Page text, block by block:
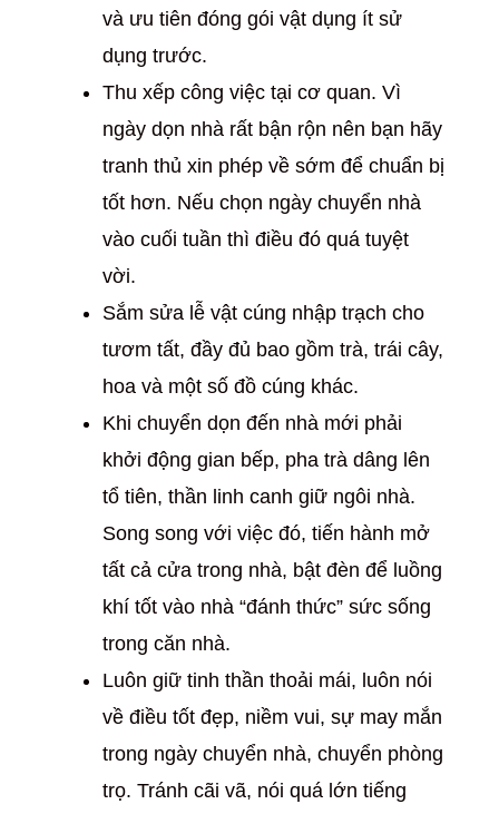
và ưu tiên đóng gói vật dụng ít sử
dụng trước.
Thu xếp công việc tại cơ quan. Vì
ngày dọn nhà rất bận rộn nên bạn hãy
tranh thủ xin phép về sớm để chuẩn bị
tốt hơn. Nếu chọn ngày chuyển nhà
vào cuối tuần thì điều đó quá tuyệt
vời.
Sắm sửa lễ vật cúng nhập trạch cho
tươm tất, đầy đủ bao gồm trà, trái cây,
hoa và một số đồ cúng khác.
Khi chuyển dọn đến nhà mới phải
khởi động gian bếp, pha trà dâng lên
tổ tiên, thần linh canh giữ ngôi nhà.
Song song với việc đó, tiến hành mở
tất cả cửa trong nhà, bật đèn để luồng
khí tốt vào nhà “đánh thức” sức sống
trong căn nhà.
Luôn giữ tinh thần thoải mái, luôn nói
về điều tốt đẹp, niềm vui, sự may mắn
trong ngày chuyển nhà, chuyển phòng
trọ. Tránh cãi vã, nói quá lớn tiếng